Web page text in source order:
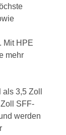
Mit HPE
mehr
3,5 Zoll
SFF-
werden